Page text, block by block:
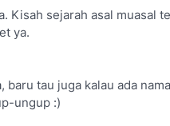
Kisah sejarah asal muasal
ya.
baru tau juga kalau ada
ungup :)